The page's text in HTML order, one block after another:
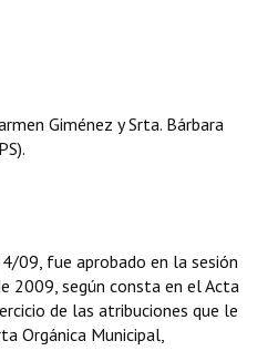
Giménez y Srta. Bárbara
09, fue aprobado en la sesión
2009, según consta en el Acta
de las atribuciones que le
Orgánica Municipal,